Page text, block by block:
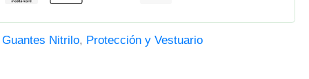
Guantes Nitrilo, Protección y Vestuario